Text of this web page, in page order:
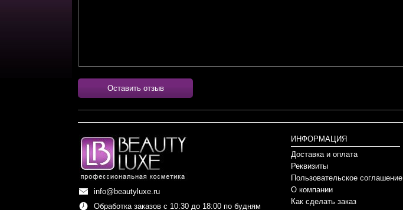
Оставить отзыв
info@beautyluxe.ru
Обработка заказов с 10:30 до 18:00 по будням
ИНФОРМАЦИЯ
Доставка и оплата
Реквизиты
Пользовательское соглашение
О компании
Как сделать заказ